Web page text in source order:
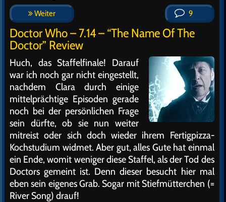
Weiter 9
Doctor Who – 7.14 – “The Name Of The
Doctor” Review
Huch, das Staffelfinale! Darauf
war ich noch gar nicht eingestellt,
nachdem Clara durch einige
mittelprächtige Episoden gerade
noch bei der persönlichen Frage
sein dürfte, ob sie nun weiter
mitreist oder sich doch wieder ihrem Fertigpizza-
Kochstudium widmet. Aber gut, alles Gute hat einmal
ein Ende, womit weniger diese Staffel, als der Tod des
Doctors gemeint ist. Denn dieser besucht hier mal
eben sein eigenes Grab. Sogar mit Stiefmütterchen (=
River Song) drauf!